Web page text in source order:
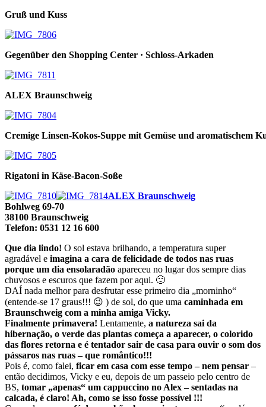
Gruß und Kuss
Gegenüber den Shopping Center · Schloss-Arkaden
ALEX Braunschweig
Cremige Linsen-Kokos-Suppe mit Gemüse und aromatischem
Rigatoni in Käse-Bacon-Soße
ALEX Braunschweig
Bohlweg 69-70
38100 Braunschweig
Telefon: 0531 12 16 600
Que dia lindo! O sol estava brilhando, a temperatura super
agradável e imagina a cara de felicidade de todos nas ruas
porque um dia ensolaradão apareceu no lugar dos sempre dias
chuvosos e escuros que fazem por aqui. 🙂
DAÍ nada melhor para desfrutar esse primeiro dia „morninho“
(entende-se 17 graus!!! 😉 ) de sol, do que uma caminhada em
Braunschweig com a minha amiga Vicky.
Finalmente primavera! Lentamente, a natureza sai da
hibernação, o verde das plantas começa a aparecer, o colorido
das flores retorna e é tentador sair de casa para ouvir o som dos
pássaros nas ruas – que romântico!!!
Pois é, como falei, ficar em casa com esse tempo – nem pensar –
então decidimos, Vicky e eu, depois de um passeio pelo centro de
BS, tomar „apenas“ um cappuccino no Alex – sentadas na
calcada, é claro! Ah, como se isso fosse possível !!!